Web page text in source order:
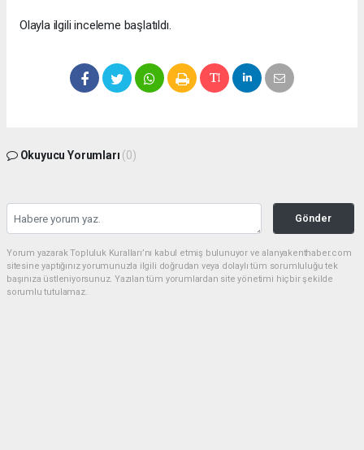
Olayla ilgili inceleme başlatıldı.
Okuyucu Yorumları (0)
Gönder
Yorum yazarak Topluluk Kuralları’nı kabul etmiş bulunuyor ve alanyakenthaber.com
sitesine yaptığınız yorumunuzla ilgili doğrudan veya dolaylı tüm sorumluluğu tek
başınıza üstleniyorsunuz. Yazılan tüm yorumlardan site yönetimi hiçbir şekilde
sorumlu tutulamaz.